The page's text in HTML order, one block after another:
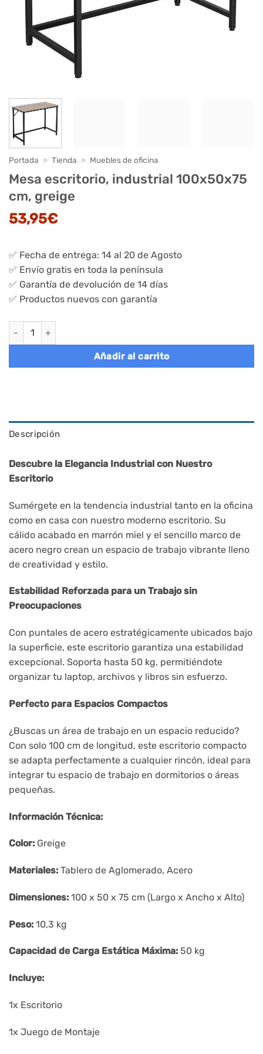
Portada » Tienda » Muebles de oficina
Mesa escritorio, industrial 100x50x75
cm, greige
53,95€
✅ Fecha de entrega: 14 al 20 de Agosto
✅ Envío gratis en toda la península
✅ Garantía de devolución de 14 días
✅ Productos nuevos con garantía
Mesa escritorio, industrial 100x50x75 cm, greige cantidad
Añadir al carrito
Descripción
Descubre la Elegancia Industrial con Nuestro
Escritorio
Sumérgete en la tendencia industrial tanto en la oficina
como en casa con nuestro moderno escritorio. Su
cálido acabado en marrón miel y el sencillo marco de
acero negro crean un espacio de trabajo vibrante lleno
de creatividad y estilo.
Estabilidad Reforzada para un Trabajo sin
Preocupaciones
Con puntales de acero estratégicamente ubicados bajo
la superficie, este escritorio garantiza una estabilidad
excepcional. Soporta hasta 50 kg, permitiéndote
organizar tu laptop, archivos y libros sin esfuerzo.
Perfecto para Espacios Compactos
¿Buscas un área de trabajo en un espacio reducido?
Con solo 100 cm de longitud, este escritorio compacto
se adapta perfectamente a cualquier rincón, ideal para
integrar tu espacio de trabajo en dormitorios o áreas
pequeñas.
Información Técnica:
Color: Greige
Materiales: Tablero de Aglomerado, Acero
Dimensiones: 100 x 50 x 75 cm (Largo x Ancho x Alto)
Peso: 10,3 kg
Capacidad de Carga Estática Máxima: 50 kg
Incluye:
1x Escritorio
1x Juego de Montaje